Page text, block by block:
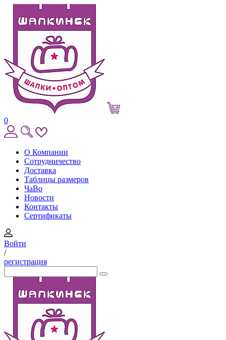
0
О Компании
Сотрудничество
Доставка
Таблицы размеров
ЧаВо
Новости
Контакты
Сертификаты
Войти
/
регистрация